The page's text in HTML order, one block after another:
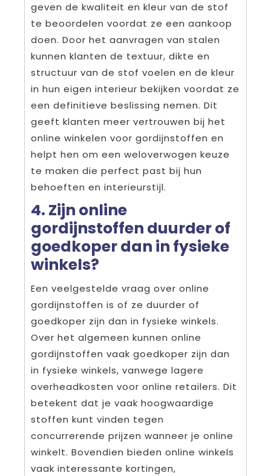
geven de kwaliteit en kleur van de stof
te beoordelen voordat ze een aankoop
doen. Door het aanvragen van stalen
kunnen klanten de textuur, dikte en
structuur van de stof voelen en de kleur
in hun eigen interieur bekijken voordat ze
een definitieve beslissing nemen. Dit
geeft klanten meer vertrouwen bij het
online winkelen voor gordijnstoffen en
helpt hen om een weloverwogen keuze
te maken die perfect past bij hun
behoeften en interieurstijl.
4. Zijn online
gordijnstoffen duurder of
goedkoper dan in fysieke
winkels?
Een veelgestelde vraag over online
gordijnstoffen is of ze duurder of
goedkoper zijn dan in fysieke winkels.
Over het algemeen kunnen online
gordijnstoffen vaak goedkoper zijn dan
in fysieke winkels, vanwege lagere
overheadkosten voor online retailers. Dit
betekent dat je vaak hoogwaardige
stoffen kunt vinden tegen
concurrerende prijzen wanneer je online
winkelt. Bovendien bieden online winkels
vaak interessante kortingen,